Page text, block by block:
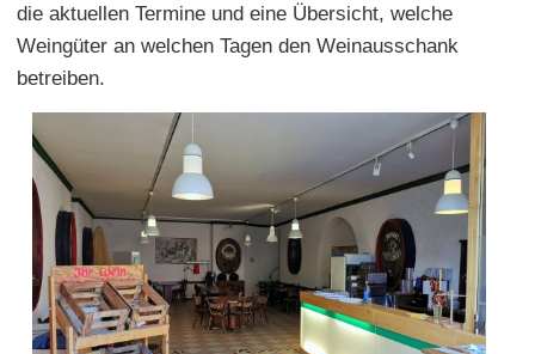
die aktuellen Termine und eine Übersicht, welche
Weingüter an welchen Tagen den Weinausschank
betreiben.